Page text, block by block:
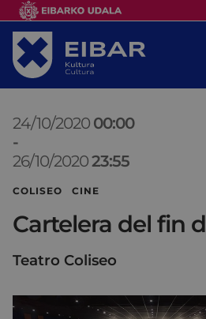
24/10/2020 00:00
-
26/10/202023:55
COLISEO CINE
Cartelera del fin
Teatro Coliseo